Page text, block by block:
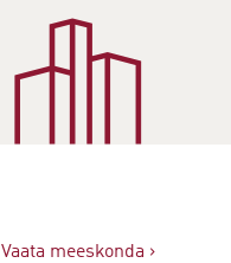
Vaata meeskonda ›